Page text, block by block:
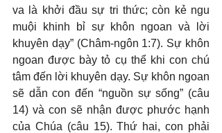
va là khởi đầu sự tri thức; còn kẻ ngu
muội khinh bỉ sự khôn ngoan và lời
khuyên dạy” (Châm-ngôn 1:7). Sự khôn
ngoan được bày tỏ cụ thể khi con chú
tâm đến lời khuyên dạy. Sự khôn ngoan
sẽ dẫn con đến “nguồn sự sống” (câu
14) và con sẽ nhận được phước hạnh
của Chúa (câu 15). Thứ hai, con phải